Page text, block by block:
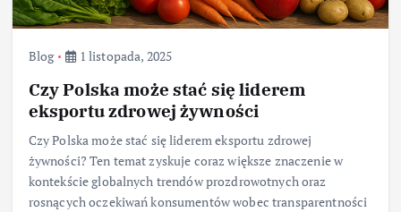
Blog 1 listopada, 2025
Czy Polska może stać się liderem
eksportu zdrowej żywności
Czy Polska może stać się liderem eksportu zdrowej
żywności? Ten temat zyskuje coraz większe znaczenie w
kontekście globalnych trendów prozdrowotnych oraz
rosnących oczekiwań konsumentów wobec transparentności